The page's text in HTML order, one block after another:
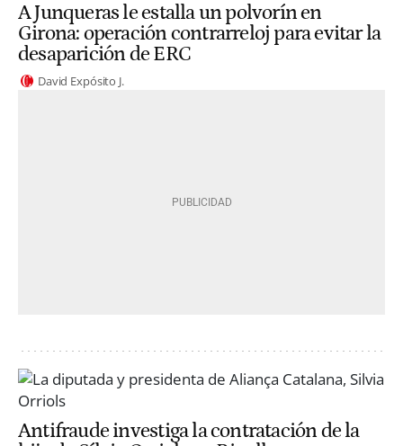
A Junqueras le estalla un polvorín en
Girona: operación contrarreloj para evitar la
desaparición de ERC
David Expósito J.
Antifraude investiga la contratación de la